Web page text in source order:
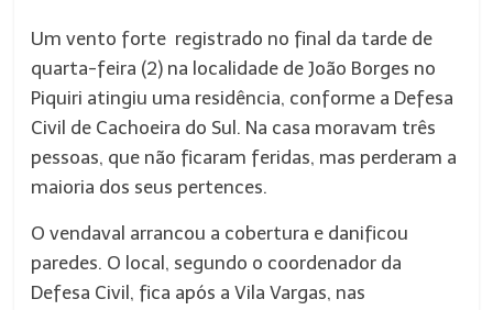
Um vento forte registrado no final da tarde de
quarta-feira (2) na localidade de João Borges no
Piquiri atingiu uma residência, conforme a Defesa
Civil de Cachoeira do Sul. Na casa moravam três
pessoas, que não ficaram feridas, mas perderam a
maioria dos seus pertences.
O vendaval arrancou a cobertura e danificou
paredes. O local, segundo o coordenador da
Defesa Civil, fica após a Vila Vargas, nas